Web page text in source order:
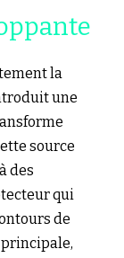
la
une
source
qui
de
principale,